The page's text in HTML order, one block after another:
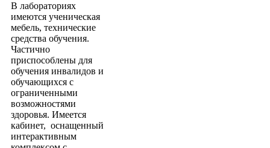
В лабораториях
имеются ученическая
мебель, технические
средства обучения.
Частично
приспособлены для
обучения инвалидов и
обучающихся с
ограниченными
возможностями
здоровья. Имеется
кабинет, оснащенный
интерактивным